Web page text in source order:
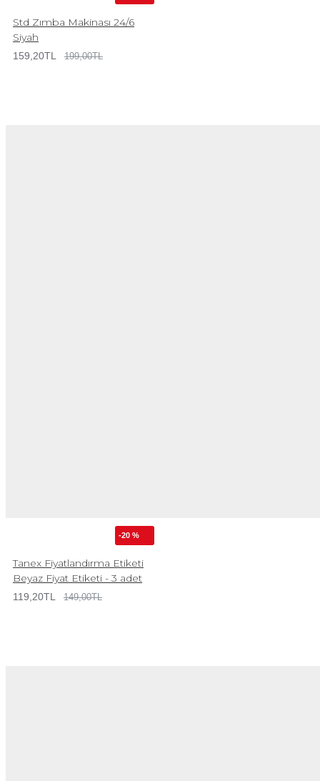
Std Zımba Makinası 24/6
Siyah
159,20TL 199,00TL
-20 %
Tanex Fiyatlandırma Etiketi
Beyaz Fiyat Etiketi - 3 adet
119,20TL 149,00TL